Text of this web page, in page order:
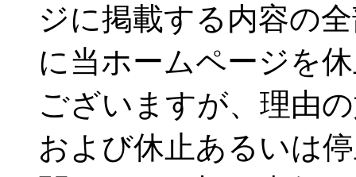
ジに掲載する内容の
に当ホームページを
ございますが、理由
および休止あるいは